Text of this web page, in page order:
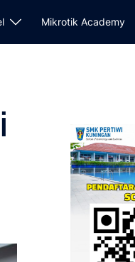
Mikrotik Academy